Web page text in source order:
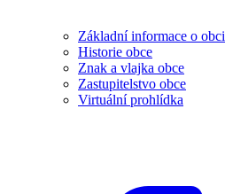
Základní informace o obci
Historie obce
Znak a vlajka obce
Zastupitelstvo obce
Virtuální prohlídka